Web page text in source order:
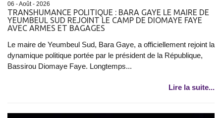
06 - Août - 2026
TRANSHUMANCE POLITIQUE : BARA GAYE LE MAIRE DE
YEUMBEUL SUD REJOINT LE CAMP DE DIOMAYE FAYE
AVEC ARMES ET BAGAGES
Le maire de Yeumbeul Sud, Bara Gaye, a officiellement rejoint la
dynamique politique portée par le président de la République,
Bassirou Diomaye Faye. Longtemps...
Lire la suite...